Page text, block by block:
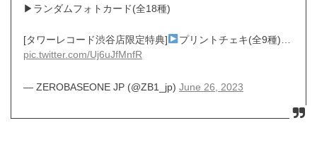
▶︎ランダムフォトカード(全18種)
[タワーレコード渋谷店限定特典]
プリントチェキ(全9種)…
pic.twitter.com/Uj6uJfMnfR
— ZEROBASEONE JP (@ZB1_jp) June 26, 2023